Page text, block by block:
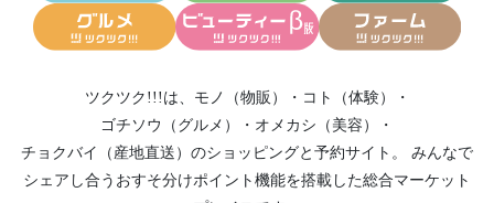
ツクツク!!!は、 モノ（物販） ・ コト（体験）
・
ゴチソウ（グルメ）
・ オメカシ（美容）
・
チョクバイ（産地直送） のショッピングと予約サイト。
みんなで
シェアし合う おすそ分けポイント機能を搭載した総合マーケット